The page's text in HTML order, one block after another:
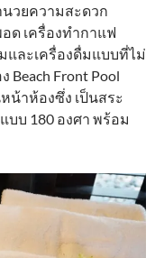
วยความสะดวก
ด เครื่องทำกาแฟ
และเครื่องดื่มแบบที่ไม่
Beach Front Pool
น้าห้องซึ่ง เป็นสระ
บบ 180 องศา พร้อม